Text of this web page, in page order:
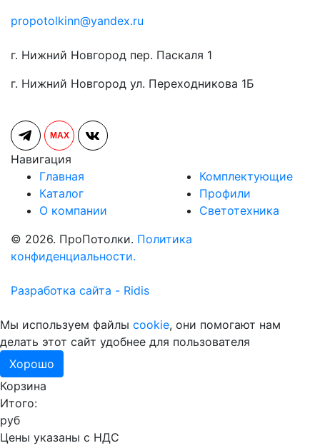
propotolkinn@yandex.ru
г. Нижний Новгород пер. Паскаля 1
г. Нижний Новгород ул. Переходникова 1Б
MAX
Навигация
Главная
Каталог
О компании
Комплектующие
Профили
Светотехника
© 2026. ПроПотолки. Политика
конфиденциальности.
Разработка сайта - Ridis
Мы используем файлы cookie, они помогают нам
делать этот сайт удобнее для пользователя
Хорошо
Корзина
Итого:
руб
Цены указаны с НДС